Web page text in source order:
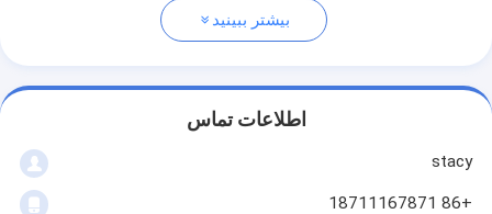
بیشتر ببینید
اطلاعات تماس
stacy
+86 18711167871